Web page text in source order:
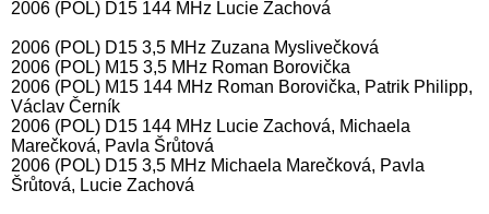
2006 (POL) D15 144 MHz Lucie Zachová
2006 (POL) D15 3,5 MHz Zuzana Myslivečková
2006 (POL) M15 3,5 MHz Roman Borovička
2006 (POL) M15 144 MHz Roman Borovička, Patrik Philipp,
Václav Černík
2006 (POL) D15 144 MHz Lucie Zachová, Michaela
Marečková, Pavla Šrůtová
2006 (POL) D15 3,5 MHz Michaela Marečková, Pavla
Šrůtová, Lucie Zachová